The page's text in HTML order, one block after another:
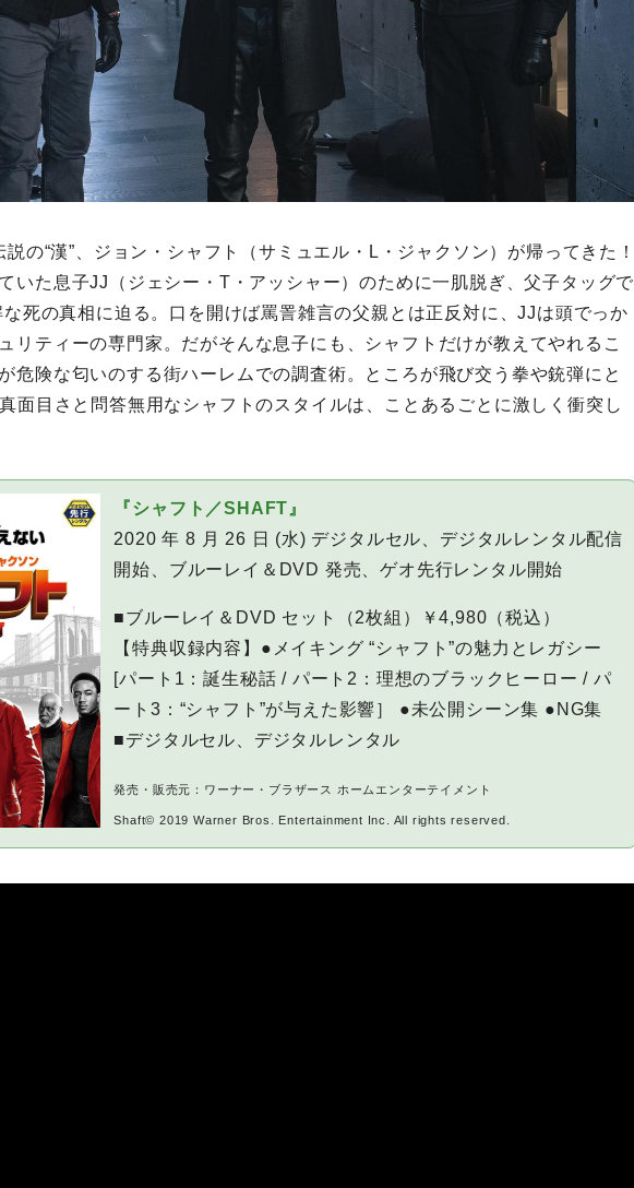
説の“漢”、ジョン・シャフト（サミュエル・L・ジャクソン）が帰ってきた！
いた息子JJ（ジェシー・T・アッシャー）のために一肌脱ぎ、父子タッグで
死の真相に迫る。口を開けば罵詈雑言の父親とは正反対に、JJは頭でっか
リティーの専門家。だがそんな息子にも、シャフトだけが教えてやれるこ
危険な匂いのする街ハーレムでの調査術。ところが飛び交う拳や銃弾にと
面目さと問答無用なシャフトのスタイルは、ことあるごとに激しく衝突し
『シャフト／SHAFT』
2020 年 8 月 26 日 (水) デジタルセル、デジタルレンタル配信
開始、ブルーレイ＆DVD 発売、ゲオ先行レンタル開始
■ブルーレイ＆DVD セット（2枚組）￥4,980（税込）
【特典収録内容】●メイキング “シャフト”の魅力とレガシー
[パート1：誕生秘話 / パート2：理想のブラックヒーロー / パ
ート3：“シャフト”が与えた影響］ ●未公開シーン集 ●NG集
■デジタルセル、デジタルレンタル
発売・販売元：ワーナー・ブラザース ホームエンターテイメント
Shaft© 2019 Warner Bros. Entertainment Inc. All rights reserved.